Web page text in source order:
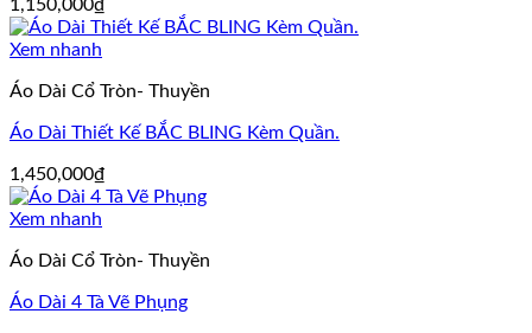
1,150,000₫
Xem nhanh
Áo Dài Cổ Tròn- Thuyền
Áo Dài Thiết Kế BẮC BLING Kèm Quần.
1,450,000₫
Xem nhanh
Áo Dài Cổ Tròn- Thuyền
Áo Dài 4 Tà Vẽ Phụng